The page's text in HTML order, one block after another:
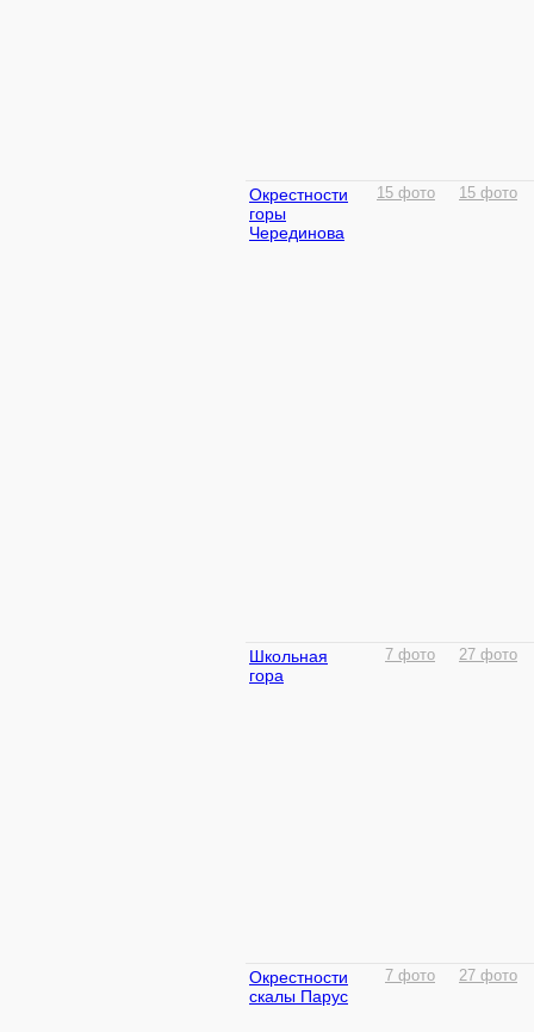
Окрестности
горы
Черединова
15 фото 15 фото
Школьная
гора
7 фото 27 фото
Окрестности
скалы Парус
7 фото 27 фото